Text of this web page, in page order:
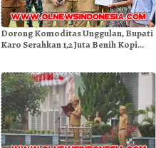
Dorong Komoditas Unggulan, Bupati
Karo Serahkan 1,2 Juta Benih Kopi